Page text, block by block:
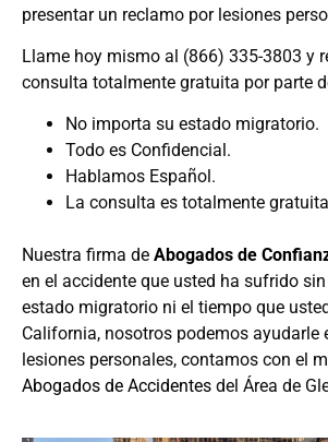
presentar un reclamo por lesiones
Llame hoy mismo al (866) 335-3803 y
consulta totalmente gratuita por parte
No importa su estado migratorio.
Todo es Confidencial.
Hablamos Español.
La consulta es totalmente
Nuestra firma de Abogados de
en el accidente que usted ha sufrido
estado migratorio ni el tiempo que
California, nosotros podemos ayudarle
lesiones personales, contamos con el
Abogados de Accidentes del Área de